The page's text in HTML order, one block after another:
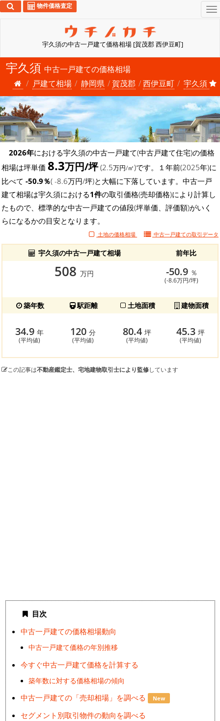
宇久須の中古一戸建て価格相場 [賀茂郡 西伊豆町]
物件価格査定
宇久須 中古一戸建ての価格相場
戸建て相場
静岡県 賀茂郡 西伊豆町 宇久須
2026年における宇久須の中古一戸建て(中古戸建て住宅)の価格
相場は坪単価 8.3万円/坪(2.5万円/㎡)です。１年前(2025年)に
比べて -50.9％( -8.6万円/坪)と大幅に下落しています。中古一戸
建て相場は宇久須における1件の取引価格(売却価格)により計算し
たもので、標準的な中古一戸建ての値段(坪単価、評価額)がいく
らになるかの目安となります。
土地の価格相場 中古一戸建ての取引データ
宇久須の中古一戸建て相場 前年比
508 万円 -50.9 ％
(-8.6万円/坪)
築年数 駅距離 土地面積 建物面積
34.9 年
(平均値)
120分
(平均値)
80.4 坪
(平均値)
45.3坪
(平均値)
この記事は不動産鑑定士、宅地建物取引士により監修しています
目次
中古一戸建ての価格相場動向
中古一戸建て価格の年別推移
今すぐ中古一戸建て価格を計算する
築年数に対する価格相場の傾向
中古一戸建ての「売却相場」を調べる New
セグメント別取引物件の動向を調べる